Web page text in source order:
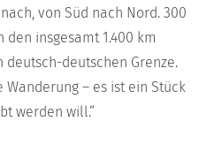
von Süd nach Nord. 300
insgesamt 1.400 km
deutschen Grenze.
Wanderung – es ist ein Stück
werden will.“